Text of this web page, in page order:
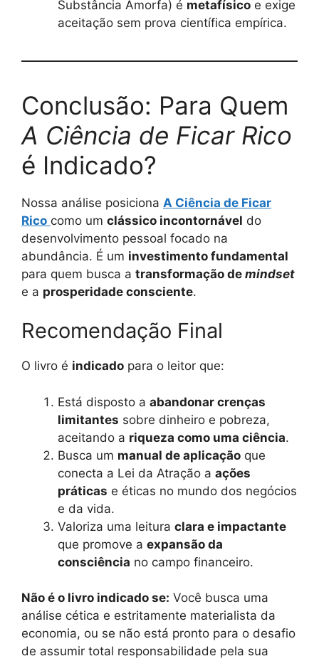
Substância Amorfa) é metafísico e exige
aceitação sem prova científica empírica.
Conclusão: Para Quem
A Ciência de Ficar Rico
é Indicado?
Nossa análise posiciona A Ciência de Ficar
Rico como um clássico incontornável do
desenvolvimento pessoal focado na
abundância. É um investimento fundamental
para quem busca a transformação de mindset
e a prosperidade consciente.
Recomendação Final
O livro é indicado para o leitor que:
Está disposto a abandonar crenças
limitantes sobre dinheiro e pobreza,
aceitando a riqueza como uma ciência.
Busca um manual de aplicação que
conecta a Lei da Atração a ações
práticas e éticas no mundo dos negócios
e da vida.
Valoriza uma leitura clara e impactante
que promove a expansão da
consciência no campo financeiro.
Não é o livro indicado se: Você busca uma
análise cética e estritamente materialista da
economia, ou se não está pronto para o desafio
de assumir total responsabilidade pela sua